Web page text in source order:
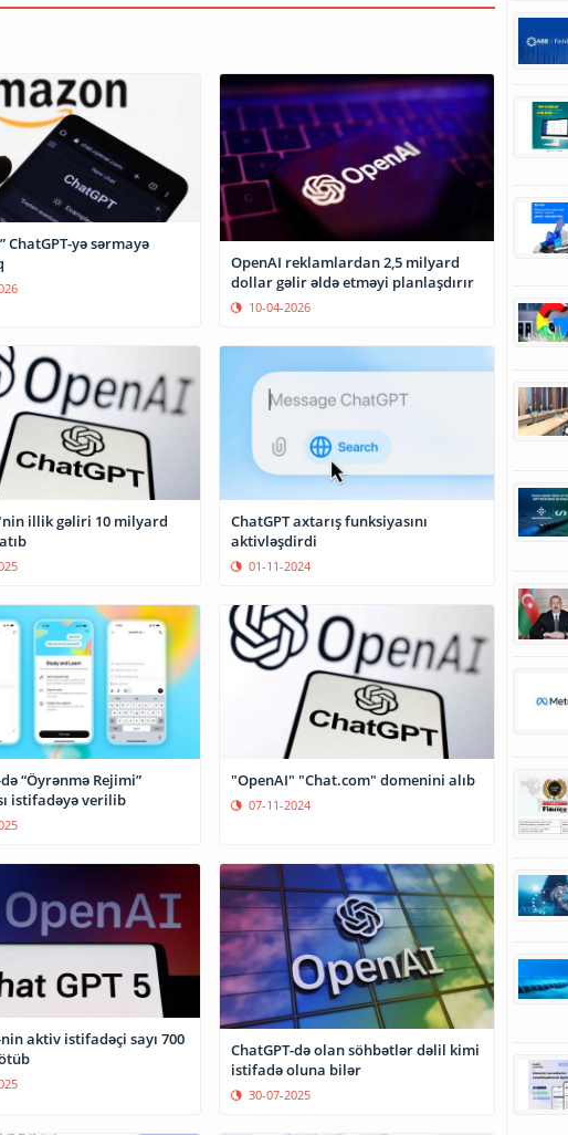
ChatGPT-yə sərmayə
OpenAI reklamlardan 2,5 milyard
dollar gəlir əldə etməyi planlaşdırır
10-04-2026
illik gəliri 10 milyard
ChatGPT axtarış funksiyasını
aktivləşdirdi
01-11-2024
“Öyrənmə Rejimi”
istifadəyə verilib
"OpenAI" "Chat.com" domenini alıb
07-11-2024
aktiv istifadəçi sayı 700
ChatGPT-də olan söhbətlər dəlil kimi
istifadə oluna bilər
30-07-2025